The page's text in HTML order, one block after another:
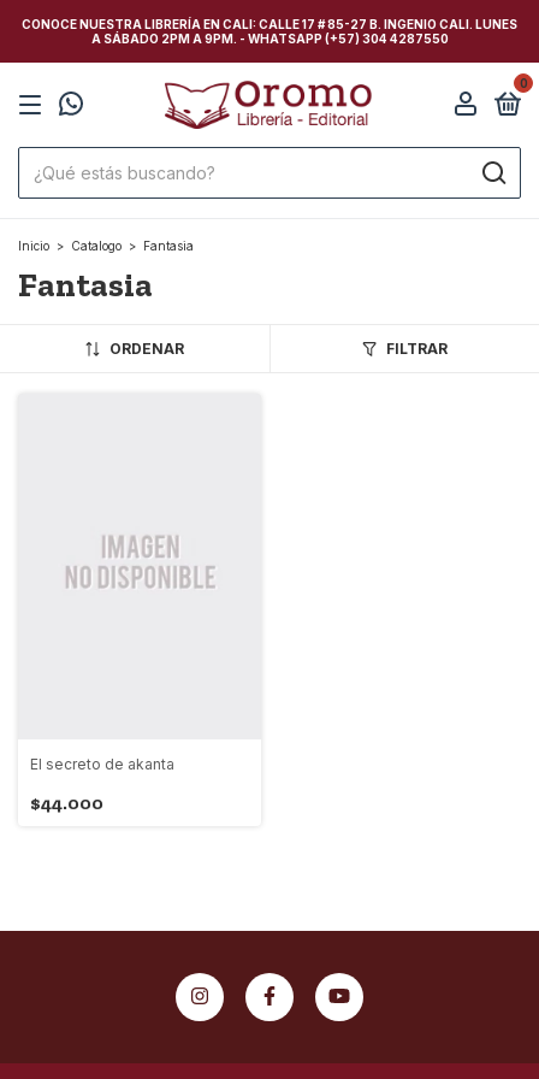
CONOCE NUESTRA LIBRERÍA EN CALI: CALLE 17 # 85-27 B. INGENIO CALI. LUNES
A SÁBADO 2PM A 9PM. - WHATSAPP (+57) 304 4287550
0
Inicio > Catalogo > Fantasia
Fantasia
ORDENAR FILTRAR
El secreto de akanta
$44.000